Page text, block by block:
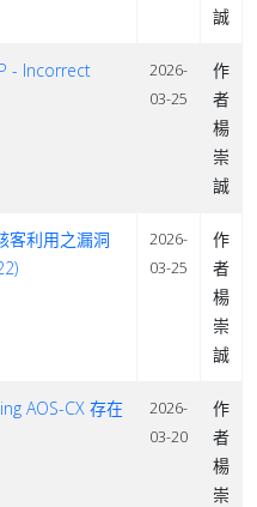
誠
- Incorrect
2026-
03-25
作
者
楊
崇
誠
客利用之漏洞
2026-
03-25
作
者
楊
崇
誠
AOS-CX 存在
2026-
03-20
作
者
楊
崇